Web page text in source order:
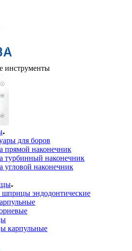
инструменты
для боров
прямой наконечник
турбинный наконечник
угловой наконечник
эндодонтические
карпульные